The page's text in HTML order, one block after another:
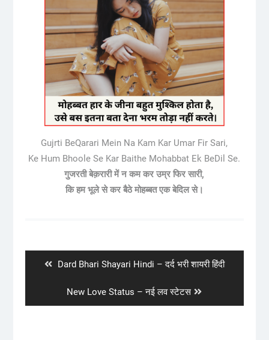
Gujrti BeQarari Mein Na Kam Kar Umar Fir Sari,
Ke Hum Bhoole Se Kar Baithe Mohabbat Ek BeDil Se.
गुजरती बेक़रारी में न कम कर उम्र फिर सारी,
कि हम भूले से कर बैठे मोहब्बत एक बेदिल से।
Previous
Dard Bhari Shayari Hindi – दर्द भरी शायरी हिंदी
Next
post:
New Love Status – नई लव स्टेटस